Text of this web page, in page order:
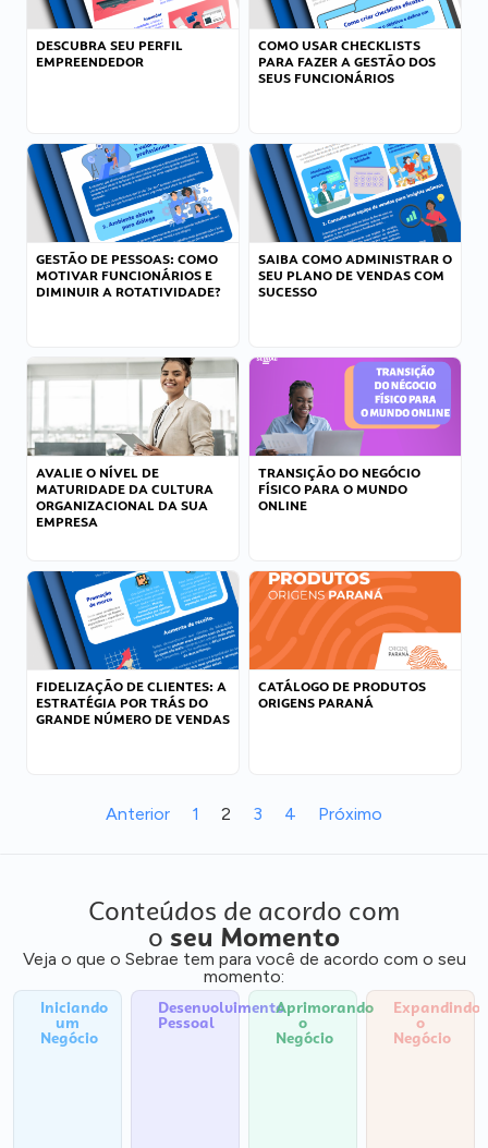
DESCUBRA SEU PERFIL
EMPREENDEDOR
COMO USAR CHECKLISTS
PARA FAZER A GESTÃO DOS
SEUS FUNCIONÁRIOS
GESTÃO DE PESSOAS: COMO
MOTIVAR FUNCIONÁRIOS E
DIMINUIR A ROTATIVIDADE?
SAIBA COMO ADMINISTRAR O
SEU PLANO DE VENDAS COM
SUCESSO
AVALIE O NÍVEL DE
MATURIDADE DA CULTURA
ORGANIZACIONAL DA SUA
EMPRESA
TRANSIÇÃO DO NEGÓCIO
FÍSICO PARA O MUNDO
ONLINE
FIDELIZAÇÃO DE CLIENTES: A
ESTRATÉGIA POR TRÁS DO
GRANDE NÚMERO DE VENDAS
CATÁLOGO DE PRODUTOS
ORIGENS PARANÁ
Anterior 1 2 3 4 Próximo
Conteúdos de acordo com
o seu Momento
Veja o que o Sebrae tem para você de acordo com o seu
momento:
Iniciando
um
Negócio
Desenvolvimento
Pessoal
Aprimorando
o
Negócio
Expandindo
o
Negócio